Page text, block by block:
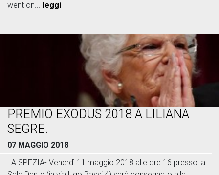
went on... leggi
PREMIO EXODUS 2018 A LILIANA
SEGRE.
07 MAGGIO 2018
LA SPEZIA- Venerdì 11 maggio 2018 alle ore 16 presso la